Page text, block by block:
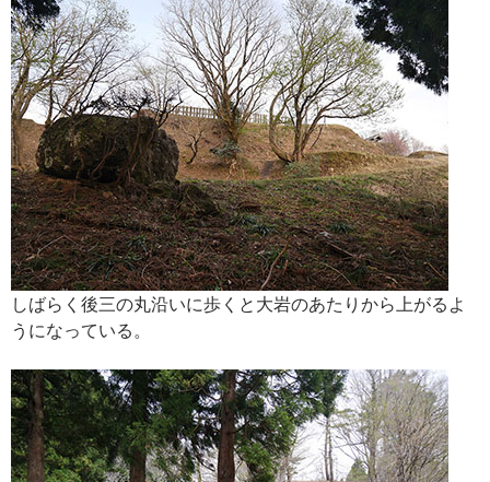
しばらく後三の丸沿いに歩くと大岩のあたりから上がるよ
うになっている。